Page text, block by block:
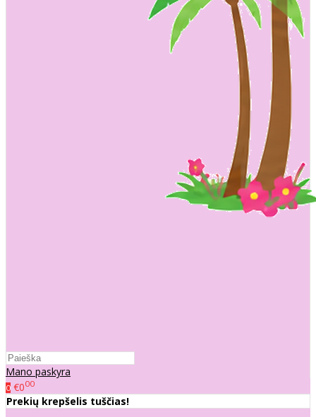
Mano paskyra
0 €000
Prekių krepšelis tuščias!